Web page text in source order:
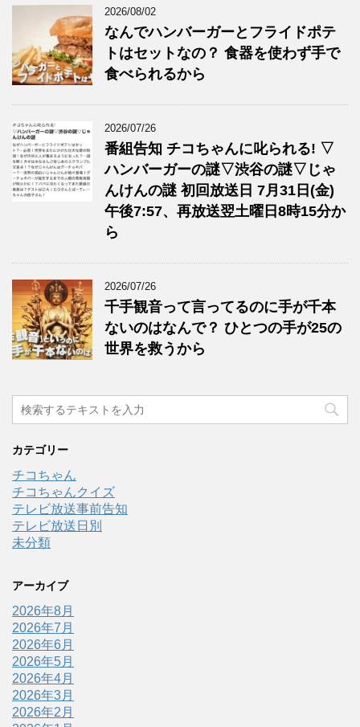
2026/08/02
なんでハンバーガーとフライドポテ
トはセットなの？ 食器を使わず手で
食べられるから
2026/07/26
番組告知 チコちゃんに叱られる! ▽
ハンバーガーの謎▽渋谷の謎▽じゃ
んけんの謎 初回放送日 7月31日(金)
午後7:57、再放送翌土曜日8時15分か
ら
2026/07/26
千手観音って言ってるのに手が千本
ないのはなんで？ ひとつの手が25の
世界を救うから
カテゴリー
チコちゃん
チコちゃんクイズ
テレビ放送事前告知
テレビ放送日別
未分類
アーカイブ
2026年8月
2026年7月
2026年6月
2026年5月
2026年4月
2026年3月
2026年2月